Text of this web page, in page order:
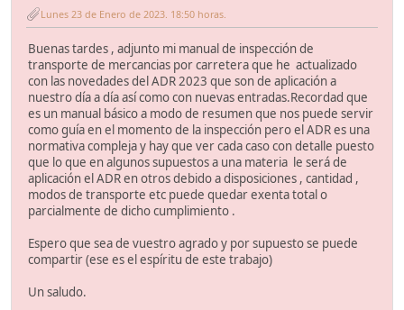
Lunes 23 de Enero de 2023. 18:50 horas.
Buenas tardes , adjunto mi manual de inspección de
transporte de mercancias por carretera que he actualizado
con las novedades del ADR 2023 que son de aplicación a
nuestro día a día así como con nuevas entradas.Recordad que
es un manual básico a modo de resumen que nos puede servir
como guía en el momento de la inspección pero el ADR es una
normativa compleja y hay que ver cada caso con detalle puesto
que lo que en algunos supuestos a una materia le será de
aplicación el ADR en otros debido a disposiciones , cantidad ,
modos de transporte etc puede quedar exenta total o
parcialmente de dicho cumplimiento .
Espero que sea de vuestro agrado y por supuesto se puede
compartir (ese es el espíritu de este trabajo)
Un saludo.